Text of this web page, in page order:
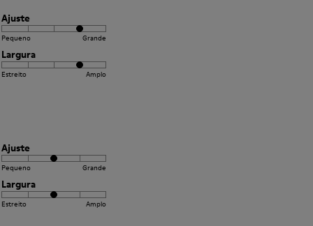
Ajuste
Pequeno Grande
Largura
Estreito Amplo
Ajuste
Pequeno Grande
Largura
Estreito Amplo